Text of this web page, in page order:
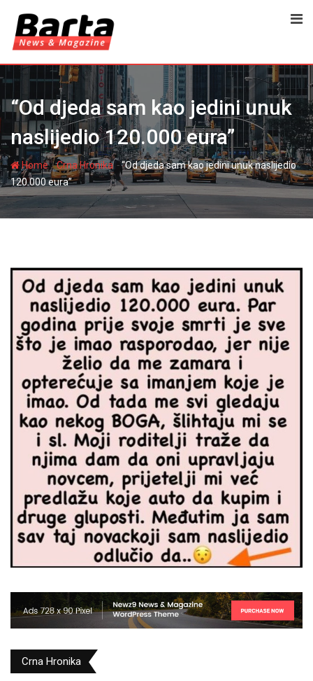
content
“Od djeda sam kao jedini unuk
naslijedio 120.000 eura”
Home-Crna Hronika-“Od djeda sam kao jedini unuk naslijedio
120.000 eura”
Crna Hronika